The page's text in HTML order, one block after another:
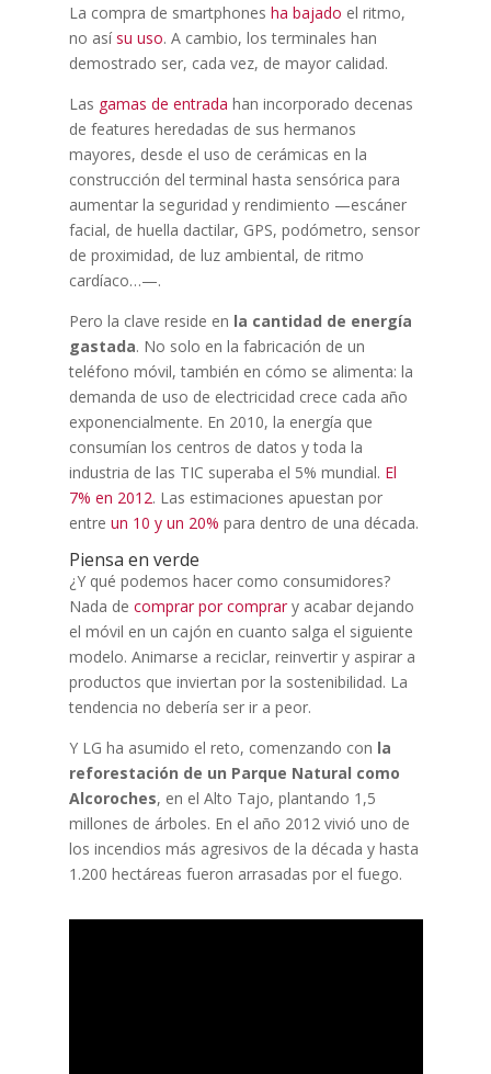
La compra de smartphones ha bajado el ritmo,
no asísu uso. A cambio, los terminales han
demostrado ser, cada vez, de mayor calidad.
Las gamas de entrada han incorporado decenas
de features heredadas de sus hermanos
mayores, desde el uso de cerámicas en la
construcción del terminal hasta sensórica para
aumentar la seguridad y rendimiento —escáner
facial, de huella dactilar, GPS, podómetro, sensor
de proximidad, de luz ambiental, de ritmo
cardíaco…—.
Pero la clave reside en la cantidad de energía
gastada. No solo en la fabricación de un
teléfono móvil, también en cómo se alimenta: la
demanda de uso de electricidad crece cada año
exponencialmente. En 2010, la energía que
consumían los centros de datos y toda la
industria de las TIC superaba el 5% mundial. El
7% en 2012. Las estimaciones apuestan por
entre un 10 y un 20% para dentro de una década.
Piensa en verde
¿Y qué podemos hacer como consumidores?
Nada de comprar por comprary acabar dejando
el móvil en un cajón en cuanto salga el siguiente
modelo. Animarse a reciclar, reinvertir y aspirar a
productos que inviertan por la sostenibilidad. La
tendencia no debería ser ir a peor.
Y LG ha asumido el reto, comenzando con la
reforestación de un Parque Natural como
Alcoroches, en el Alto Tajo, plantando 1,5
millones de árboles. En el año 2012 vivió uno de
los incendios más agresivos de la década y hasta
1.200 hectáreas fueron arrasadas por el fuego.